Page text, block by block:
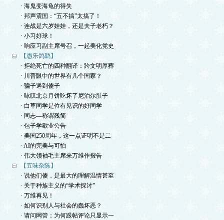
· 海鬼变海龟的得失
· 邦声震国：“五不搞”太搞了！
· 连战是六岁娃娃，还是夫子老朽？
· 小习好球！
· 响应习副主席号召，一起美化党史
【愚乐鸽鹞】
· 拒绝死亡的四种翻译：跨文明厚葬
· 川普眼中的世界有几个国家？
· 骗子遇到傻子
· 咏叹北京月饼吃坏了尼泊尔肚子
· 白草同学是位有见识的好同学
· 同志—称谓残简
· 包子学歇业公告
· 美国250周年，这一点证明不是二
· AI的完美与可怕
· 伟大领袖毛主席来万维作报告
【五味杂陈】
· 说他们傻，是最大的理解温情甚至
· 关于种族主义的“学术探讨”
· 万维再见！
· 如何识别人与社会的蠢坏恶？
· 请问网管；为何跟帖评论只显示一